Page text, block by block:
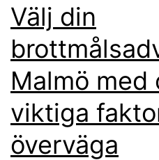
Välj din
Malmö med
viktiga
överväga